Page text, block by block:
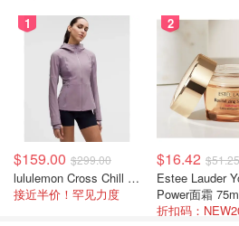
1
$159.00 $299.00
lululemon Cross Chill 女士运动外套
接近半价！罕见力度
2
$16.42 $51.25
Estee Lauder Youth
Power面霜
折扣码：